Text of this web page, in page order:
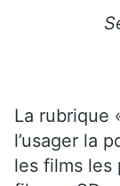
La rubrique
l’usager la
les films les